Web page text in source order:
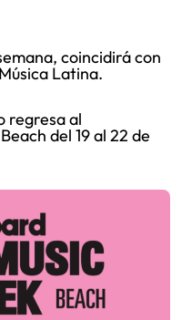
coincidirá con
Latina.
regresa al
del 19 al 22 de